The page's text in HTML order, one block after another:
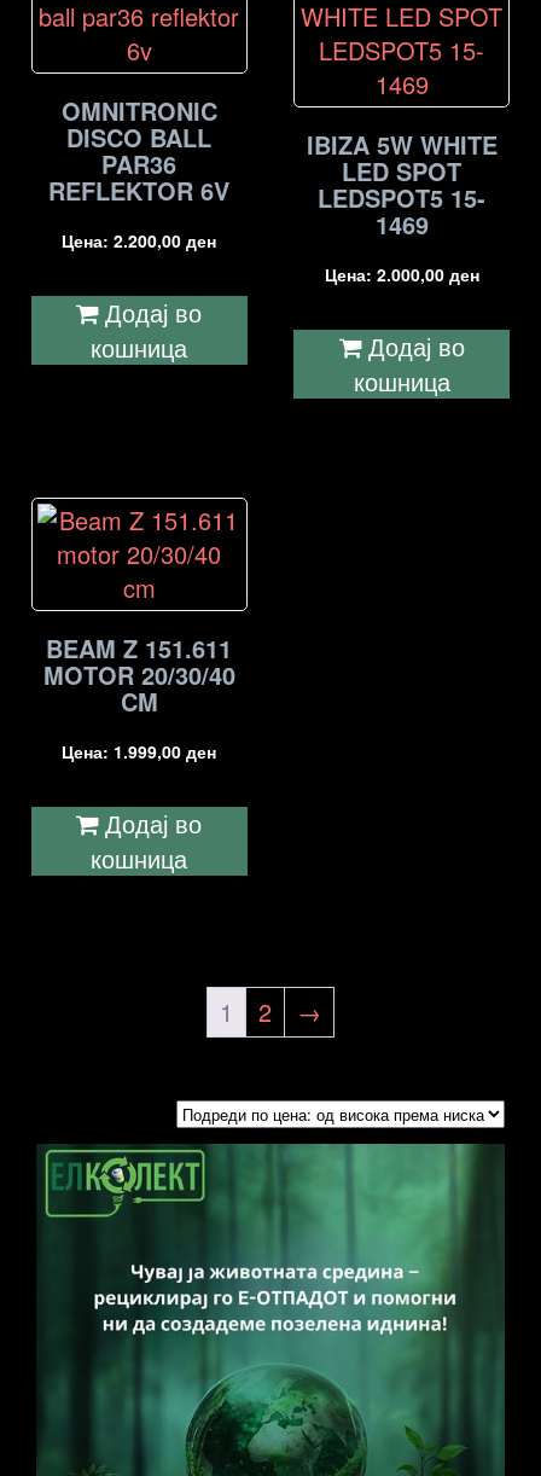
OMNITRONIC
DISCO BALL
PAR36
REFLEKTOR 6V
Цена:2.200,00ден
Додај во
кошница
IBIZA 5W WHITE
LED SPOT
LEDSPOT5 15-
1469
Цена: 2.000,00 ден
Додај во
кошница
BEAM Z 151.611
MOTOR 20/30/40
CM
Цена: 1.999,00ден
Додај во
кошница
1 2 →